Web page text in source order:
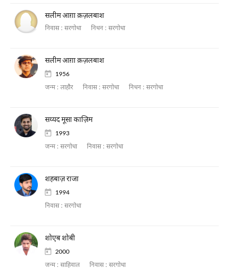
सलीम आग़ा क़ज़लबाश
निवास : सरगोधा निधन : सरगोधा
सलीम आग़ा क़ज़लबाश
1956
जन्म : लाहौर निवास : सरगोधा निधन : सरगोधा
सय्यद मूसा काज़िम
1993
जन्म : सरगोधा निवास : सरगोधा
शहबाज़ राजा
1994
निवास : सरगोधा
शोएब शोबी
2000
जन्म : साहिवाल निवास : सरगोधा